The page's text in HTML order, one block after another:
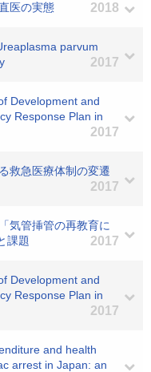
医の実態 2018
parvum
2017
Development and
Response Plan in
2017
救急医療体制の変遷
2017
気管挿管の再教育に
課題
2017
Development and
Response Plan in
2017
and health
arrest in Japan: an